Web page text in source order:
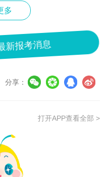
应收账款周转天数：减
应收账款周转天数：
收账款周转天数：
析】
多
新报考消息
分享：
打开APP查看全部 >